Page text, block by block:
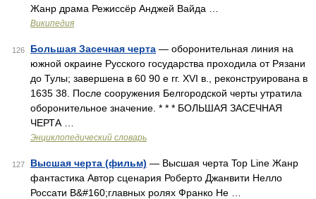
Жанр драма Режиссёр Анджей Вайда …
Википедия
126 Большая Засечная черта — оборонительная линия на
южной окраине Русского государства проходила от Рязани
до Тулы; завершена в 60 90 е гг. XVI в., реконструирована в
1635 38. После сооружения Белгородской черты утратила
оборонительное значение. * * * БОЛЬШАЯ ЗАСЕЧНАЯ
ЧЕРТА …
Энциклопедический словарь
127 Высшая черта (фильм) — Высшая черта Top Line Жанр
фантастика Автор сценария Роберто Джанвити Нелло
Россати В&#160;главных ролях Франко Не …